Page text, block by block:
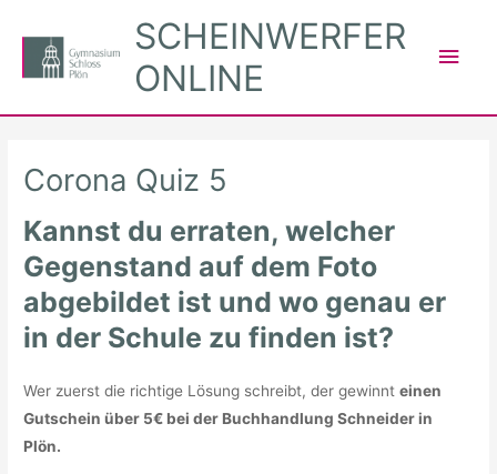
Inhalt
springen
SCHEINWERFER
ONLINE
Corona Quiz 5
Kannst du erraten, welcher
Gegenstand auf dem Foto
abgebildet ist und wo genau er
in der Schule zu finden ist?
Wer zuerst die richtige Lösung schreibt, der gewinnteinen
Gutschein über 5€ bei der Buchhandlung Schneider in
Plön.